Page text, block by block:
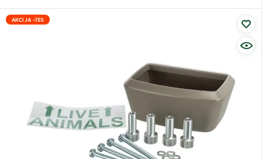
AKCIJA -15%